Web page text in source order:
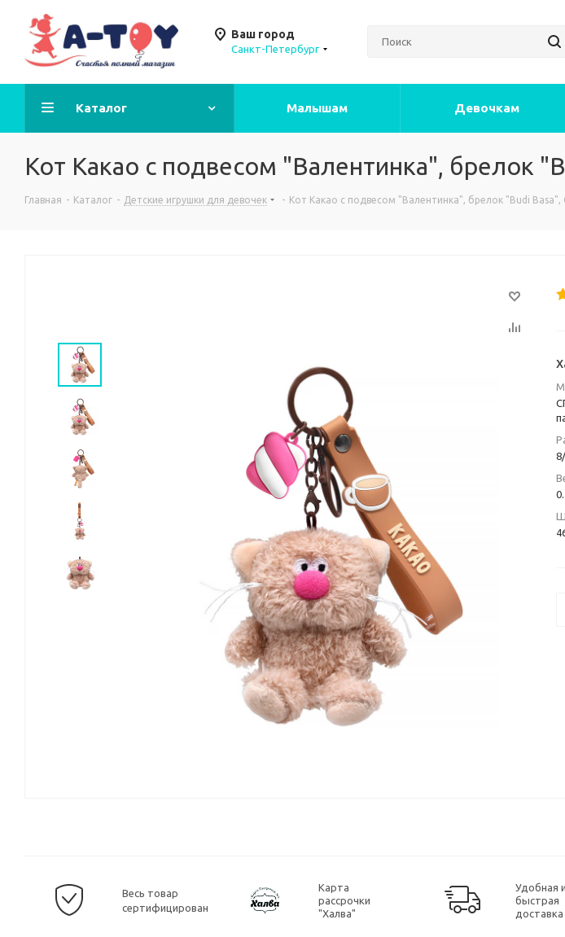
Ваш город
Санкт-Петербург
Каталог Малышам Девочкам
Кот Какао с подвесом "Валентинка", брелок
Главная - Каталог - Детские игрушки для девочек - Кот Какао с подвесом "Валентинка", брелок "Budi Basa",
Весь товар
сертифицирован
Карта
рассрочки
"Халва"
Удобная и
быстрая
доставка